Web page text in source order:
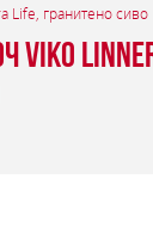
Life, гранитено сиво
Viko